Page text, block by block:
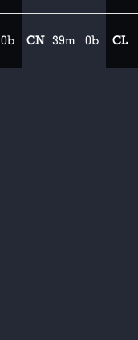
0b CN 39m 0b CL